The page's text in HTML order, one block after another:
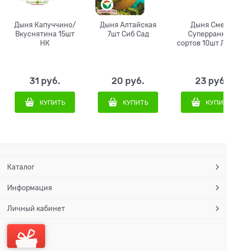
Дыня Капуччино/
Вкуснятина 15шт
НК
31 руб.
КУПИТЬ
Дыня Алтайская
7шт Сиб Сад
20 руб.
КУПИТЬ
Дыня
сортов 10шт
23 руб.
Каталог
Информация
Личный кабинет